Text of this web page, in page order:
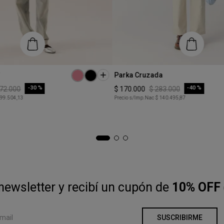
.000 -30 % S
Parka Cruzada
$ 170. 000 $283.000 -40 %
Precio s/Imp.Nac $ 140.495,87
y recibí un cupón de 10%
SUSCRIBIRME